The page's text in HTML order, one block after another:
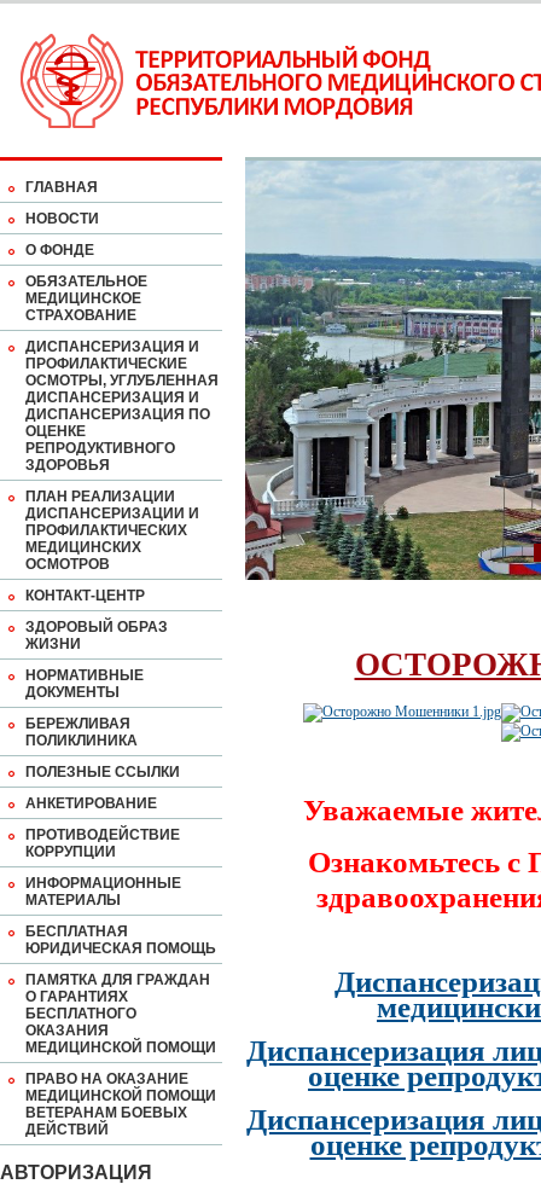
ГЛАВНАЯ
НОВОСТИ
О ФОНДЕ
ОБЯЗАТЕЛЬНОЕ
МЕДИЦИНСКОЕ
СТРАХОВАНИЕ
ДИСПАНСЕРИЗАЦИЯ И
ПРОФИЛАКТИЧЕСКИЕ
ОСМОТРЫ, УГЛУБЛЕННАЯ
ДИСПАНСЕРИЗАЦИЯ И
ДИСПАНСЕРИЗАЦИЯ ПО
ОЦЕНКЕ
РЕПРОДУКТИВНОГО
ЗДОРОВЬЯ
ПЛАН РЕАЛИЗАЦИИ
ДИСПАНСЕРИЗАЦИИ И
ПРОФИЛАКТИЧЕСКИХ
МЕДИЦИНСКИХ
ОСМОТРОВ
КОНТАКТ-ЦЕНТР
ЗДОРОВЫЙ ОБРАЗ
ЖИЗНИ
НОРМАТИВНЫЕ
ДОКУМЕНТЫ
БЕРЕЖЛИВАЯ
ПОЛИКЛИНИКА
ПОЛЕЗНЫЕ ССЫЛКИ
АНКЕТИРОВАНИЕ
ПРОТИВОДЕЙСТВИЕ
КОРРУПЦИИ
ИНФОРМАЦИОННЫЕ
МАТЕРИАЛЫ
БЕСПЛАТНАЯ
ЮРИДИЧЕСКАЯ ПОМОЩЬ
ПАМЯТКА ДЛЯ ГРАЖДАН
О ГАРАНТИЯХ
БЕСПЛАТНОГО
ОКАЗАНИЯ
МЕДИЦИНСКОЙ ПОМОЩИ
ПРАВО НА ОКАЗАНИЕ
МЕДИЦИНСКОЙ ПОМОЩИ
ВЕТЕРАНАМ БОЕВЫХ
ДЕЙСТВИЙ
АВТОРИЗАЦИЯ
Уважаемые
Ознакомьтесь
Диспансеризация
оценке
Диспансеризация
оценке